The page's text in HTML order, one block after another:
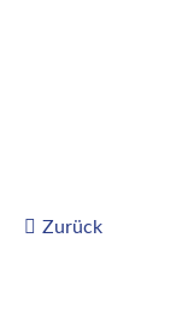
Zurück